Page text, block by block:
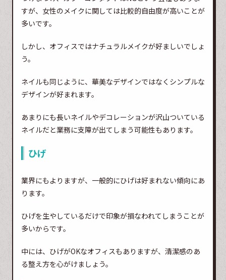
すが、女性のメイクに関しては比較的自由度が高いことが
多いです。
しかし、オフィスではナチュラルメイクが好ましいでしょ
う。
ネイルも同じように、華美なデザインではなくシンプルな
デザインが好まれます。
あまりにも長いネイルやデコレーションが沢山ついている
ネイルだと業務に支障が出てしまう可能性もあります。
ひげ
業界にもよりますが、一般的にひげは好まれない傾向にあ
ります。
ひげを生やしているだけで印象が損なわれてしまうことが
多いからです。
中には、ひげがOKなオフィスもありますが、清潔感のあ
る整え方を心がけましょう。